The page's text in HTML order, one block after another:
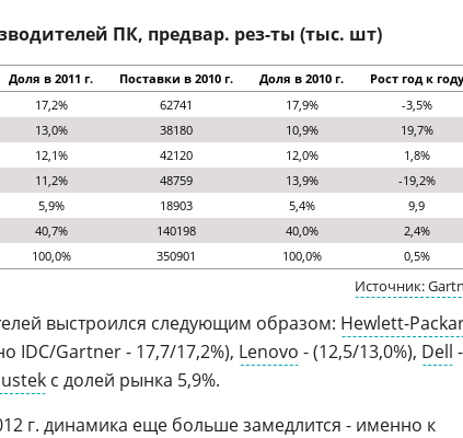
ПК, предвар. рез-ты (тыс. шт)
Доля в 2011 г. Поставки в 2010 г. Доля в 2010 г.
Рост год к году
17,2% 62741 17,9%
-3,5%
13,0% 38180 10,9%
19,7%
12,1% 42120 12,0%
1,8%
11,2% 48759 13,9%
-19,2%
5,9% 18903 5,4%
9,9
40,7% 140198 40,0%
2,4%
100,0% 350901 100,0% 0,5%
Источник:
выстроился следующим образом: Hewlett-
IDC/Gartner - 17,7/17,2%), Lenovo - (12,5/13,0%), Dell -
с долей рынка 5,9%.
г. динамика еще больше замедлится - именно к